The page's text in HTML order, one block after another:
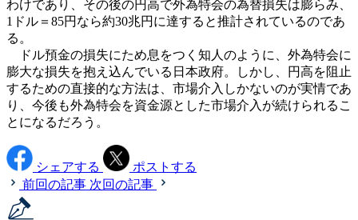
わけであり、その後の円高で外為特会の為替損失は膨らみ、
1ドル＝85円なら約30兆円に達すると推計されているのであ
る。
ドル預金の損失にため息をつく知人のように、外為特会に
膨大な損失を抱え込んでいる日本政府。しかし、円高を阻止
するための直接的な方法は、市場介入しかないのが実情であ
り、今後も外為特会を資金源とした市場介入が続けられるこ
とになるだろう。
シェアする
ポストする
前回の記事 次回の記事